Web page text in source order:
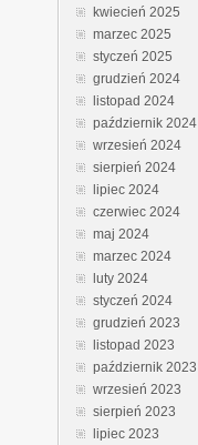
kwiecień 2025
marzec 2025
styczeń 2025
grudzień 2024
listopad 2024
październik 2024
wrzesień 2024
sierpień 2024
lipiec 2024
czerwiec 2024
maj 2024
marzec 2024
luty 2024
styczeń 2024
grudzień 2023
listopad 2023
październik 2023
wrzesień 2023
sierpień 2023
lipiec 2023